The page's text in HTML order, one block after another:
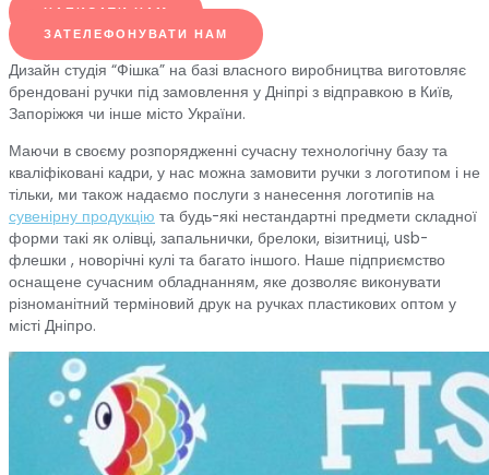
НАПИСАТИ НАМ
ЗАТЕЛЕФОНУВАТИ НАМ
Дизайн студія “Фішка” на базі власного виробництва виготовляє
брендовані ручки під замовлення у Дніпрі з відправкою в Київ,
Запоріжжя чи інше місто України.
Маючи в своєму розпорядженні сучасну технологічну базу та
кваліфіковані кадри, у нас можна замовити ручки з логотипом і не
тільки, ми також надаємо послуги з нанесення логотипів на
сувенірну продукцію та будь-які нестандартні предмети складної
форми такі як олівці, запальнички, брелоки, візитниці, usb-
флешки , новорічні кулі та багато іншого. Наше підприємство
оснащене сучасним обладнанням, яке дозволяє виконувати
різноманітний терміновий друк на ручках пластикових оптом у
місті Дніпро.